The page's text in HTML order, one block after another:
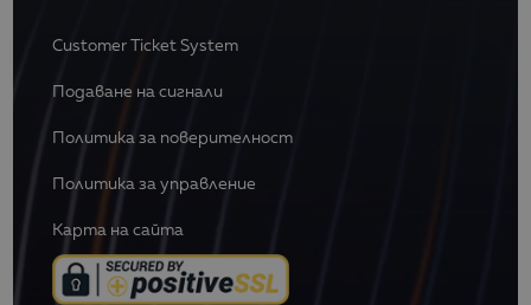
Customer Ticket System
Подаване на сигнали
Политика за поверителност
Политика за управление
Карта на сайта